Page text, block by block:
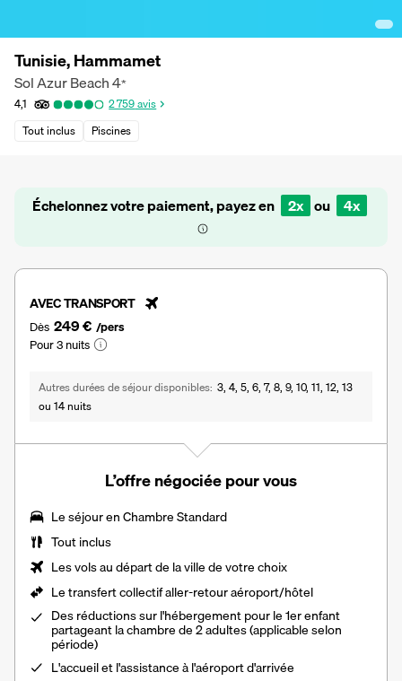
Tunisie, Hammamet
Sol Azur Beach4*
4,1 2 759avis
Tout inclus
Piscines
Échelonnez votre paiement, payez en 2x ou 4x
AVEC TRANSPORT
Dès 249 € /pers
Pour 3 nuits
Autres durées de séjour disponibles 3, 4, 5, 6, 7, 8, 9, 10, 11, 12, 13
ou 14 nuits
L’offre négociée pour vous
Le séjour enChambre Standard
Tout inclus
Les vols au départ de la ville de votre choix
Le transfert collectif aller-retour aéroport/hôtel
Des réductions sur l'hébergement pour le 1er enfant
partageant la chambre de 2 adultes (applicable selon
période)
L'accueil et l'assistance à l'aéroport d'arrivée